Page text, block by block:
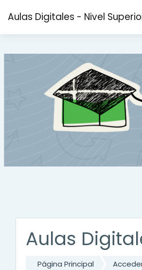
Aulas Digitales - Nivel
Aulas
Página Principal